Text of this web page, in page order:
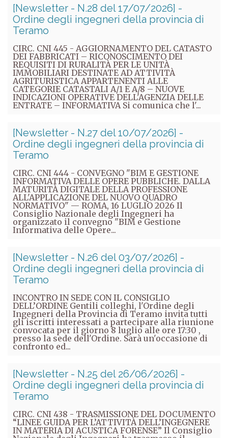
[Newsletter - N.28 del 17/07/2026] -
Ordine degli ingegneri della provincia di
Teramo
CIRC. CNI 445 - AGGIORNAMENTO DEL CATASTO
DEI FABBRICATI – RICONOSCIMENTO DEI
REQUISITI DI RURALITÀ PER LE UNITÀ
IMMOBILIARI DESTINATE AD ATTIVITÀ
AGRITURISTICA APPARTENENTI ALLE
CATEGORIE CATASTALI A/1 E A/8 – NUOVE
INDICAZIONI OPERATIVE DELL'AGENZIA DELLE
ENTRATE – INFORMATIVA Si comunica che l'...
[Newsletter - N.27 del 10/07/2026] -
Ordine degli ingegneri della provincia di
Teramo
CIRC. CNI 444 - CONVEGNO "BIM E GESTIONE
INFORMATIVA DELLE OPERE PUBBLICHE. DALLA
MATURITÀ DIGITALE DELLA PROFESSIONE
ALL'APPLICAZIONE DEL NUOVO QUADRO
NORMATIVO" — ROMA, 16 LUGLIO 2026 Il
Consiglio Nazionale degli Ingegneri ha
organizzato il convegno "BIM e Gestione
Informativa delle Opere...
[Newsletter - N.26 del 03/07/2026] -
Ordine degli ingegneri della provincia di
Teramo
INCONTRO IN SEDE CON IL CONSIGLIO
DELL’ORDINE Gentili colleghi, l'Ordine degli
Ingegneri della Provincia di Teramo invita tutti
gli iscritti interessati a partecipare alla riunione
convocata per il giorno 8 luglio alle ore 17:30 ,
presso la sede dell'Ordine. Sarà un'occasione di
confronto ed...
[Newsletter - N.25 del 26/06/2026] -
Ordine degli ingegneri della provincia di
Teramo
CIRC. CNI 438 - TRASMISSIONE DEL DOCUMENTO
“LINEE GUIDA PER L’ATTIVITÀ DELL’INGEGNERE
IN MATERIA DI ACUSTICA FORENSE” Il Consiglio